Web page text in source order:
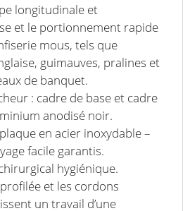
longitudinale et
et le portionnement rapide
mous, tels que
guimauves, pralines et
de banquet.
: cadre de base et cadre
anodisé noir.
en acier inoxydable –
facile garantis.
hygiénique.
et les cordons
un travail d’une